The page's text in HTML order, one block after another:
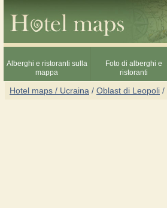
Alberghi e ristoranti sulla
mappa
Foto di alberghi e
ristoranti
Hotel maps / Ucraina / Oblast di Leopoli /